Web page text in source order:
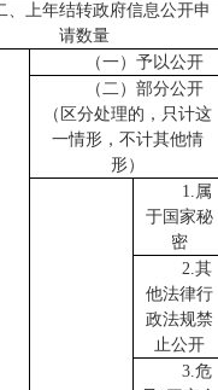
、上年结转政府信息公开申
请数量
（一）予以公开
（二）部分公开
（区分处理的，只计这
一情形，不计其他情
形）
1.属
于国家秘
密
2.其
他法律行
政法规禁
止公开
3.危